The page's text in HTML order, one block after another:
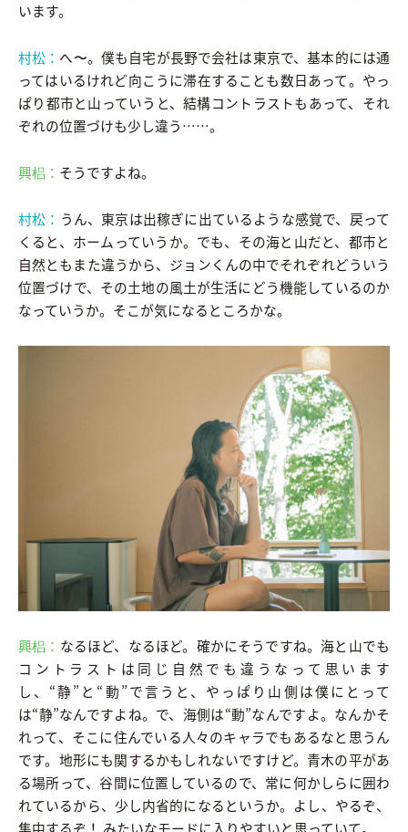
います。
村松： へ〜。僕も自宅が長野で会社は東京で、基本的には通
ってはいるけれど向こうに滞在することも数日あって。やっ
ぱり都市と山っていうと、結構コントラストもあって、それ
ぞれの位置づけも少し違う……。
興梠： そうですよね。
村松： うん、東京は出稼ぎに出ているような感覚で、戻って
くると、ホームっていうか。でも、その海と山だと、都市と
自然ともまた違うから、ジョンくんの中でそれぞれどういう
位置づけで、その土地の風土が生活にどう機能しているのか
なっていうか。そこが気になるところかな。
興梠： なるほど、なるほど。確かにそうですね。海と山でも
コントラストは同じ自然でも違うなって思います
し、“静”と“動”で言うと、やっぱり山側は僕にとって
は“静”なんですよね。で、海側は“動”なんですよ。なんかそ
れって、そこに住んでいる人々のキャラでもあるなと思うん
です。地形にも関するかもしれないですけど。青木の平があ
る場所って、谷間に位置しているので、常に何かしらに囲わ
れているから、少し内省的になるというか。よし、やるぞ、